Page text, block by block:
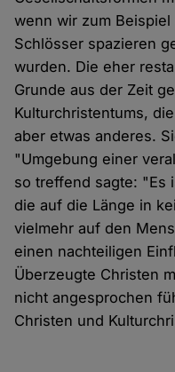
wenn wir zum
Schlösser spazieren
wurden. Die eher
Grunde aus der Zeit
Kulturchristentums,
aber etwas anderes.
"Umgebung einer
so treffend sagte: "Es
die auf die Länge in
vielmehr auf den
einen nachteiligen
Überzeugte Christen
nicht angesprochen
Christen und